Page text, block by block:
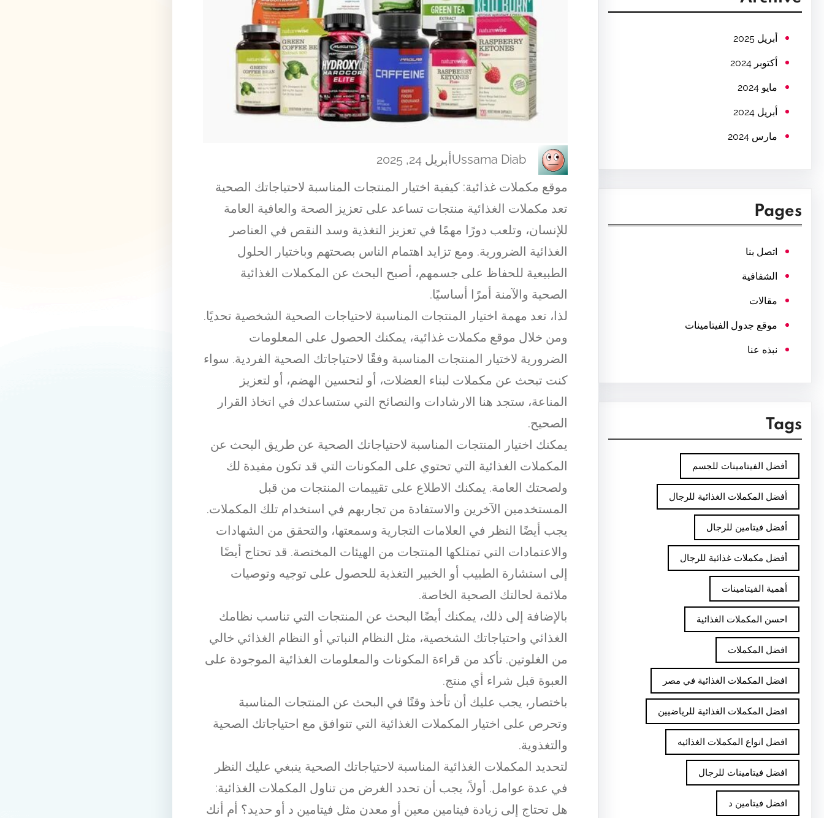
c
أبريل 2025
أكتوبر 2024
مايو 2024
أبريل 2024
مارس 2024
Pages
اتصل بنا
الشفافية
مقالات
موقع جدول الفيتامينات
نبذه عنا
Tags
أفضل الفيتامينات للجسم
أفضل المكملات الغذائية للرجال
أفضل فيتامين للرجال
أفضل مكملات غذائية للرجال
أهمية الفيتامينات
احسن المكملات الغذائية
افضل المكملات
افضل المكملات الغذائية في مصر
افضل المكملات الغذائية للرياضيين
افضل انواع المكملات الغذائيه
افضل فيتامينات للرجال
افضل فيتامين د
Ussama Diabأبريل 24, 2025
موقع مكملات غذائية: كيفية اختيار المنتجات المناسبة لاحتياجاتك الصحية
تعد مكملات الغذائية منتجات تساعد على تعزيز الصحة والعافية العامة
للإنسان، وتلعب دورًا مهمًا في تعزيز التغذية وسد النقص في العناصر
الغذائية الضرورية. ومع تزايد اهتمام الناس بصحتهم وباختيار الحلول
الطبيعية للحفاظ على جسمهم، أصبح البحث عن المكملات الغذائية
الصحية والآمنة أمرًا أساسيًا.
لذا، تعد مهمة اختيار المنتجات المناسبة لاحتياجات الصحية الشخصية تحديًا.
ومن خلال موقع مكملات غذائية، يمكنك الحصول على المعلومات
الضرورية لاختيار المنتجات المناسبة وفقًا لاحتياجاتك الصحية الفردية. سواء
كنت تبحث عن مكملات لبناء العضلات، أو لتحسين الهضم، أو لتعزيز
المناعة، ستجد هنا الارشادات والنصائح التي ستساعدك في اتخاذ القرار
الصحيح.
يمكنك اختيار المنتجات المناسبة لاحتياجاتك الصحية عن طريق البحث عن
المكملات الغذائية التي تحتوي على المكونات التي قد تكون مفيدة لك
ولصحتك العامة. يمكنك الاطلاع على تقييمات المنتجات من قبل
المستخدمين الآخرين والاستفادة من تجاربهم في استخدام تلك المكملات.
يجب أيضًا النظر في العلامات التجارية وسمعتها، والتحقق من الشهادات
والاعتمادات التي تمتلكها المنتجات من الهيئات المختصة. قد تحتاج أيضًا
إلى استشارة الطبيب أو الخبير التغذية للحصول على توجيه وتوصيات
ملائمة لحالتك الصحية الخاصة.
بالإضافة إلى ذلك، يمكنك أيضًا البحث عن المنتجات التي تناسب نظامك
الغذائي واحتياجاتك الشخصية، مثل النظام النباتي أو النظام الغذائي خالي
من الغلوتين. تأكد من قراءة المكونات والمعلومات الغذائية الموجودة على
العبوة قبل شراء أي منتج.
باختصار، يجب عليك أن تأخذ وقتًا في البحث عن المنتجات المناسبة
وتحرص على اختيار المكملات الغذائية التي تتوافق مع احتياجاتك الصحية
والتغذوية.
لتحديد المكملات الغذائية المناسبة لاحتياجاتك الصحية ينبغي عليك النظر
في عدة عوامل. أولاً، يجب أن تحدد الغرض من تناول المكملات الغذائية:
هل تحتاج إلى زيادة فيتامين معين أو معدن مثل فيتامين د أو حديد؟ أم أنك